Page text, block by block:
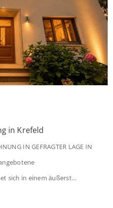
in Krefeld
IN GEFRAGTER LAGE IN
sich in einem äußerst